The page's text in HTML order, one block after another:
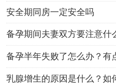
安全期同房一定安全吗
备孕期间夫妻双方要注意什
备孕半年失败了怎么办？有
乳腺增生的原因是什么？如